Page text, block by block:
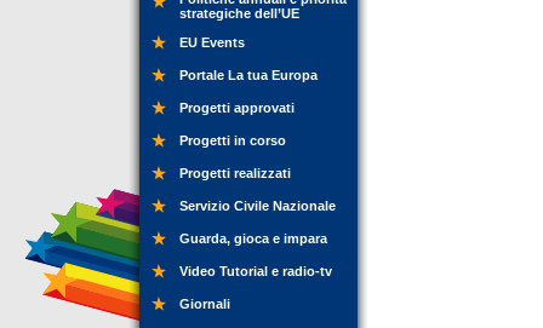
strategiche dell’UE
EU Events
Portale La tua Europa
Progetti approvati
Progetti in corso
Progetti realizzati
Servizio Civile Nazionale
Guarda, gioca e impara
Video Tutorial e radio-tv
Giornali